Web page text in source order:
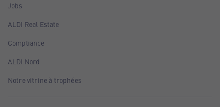
Jobs
ALDI Real Estate
Compliance
ALDI Nord
Notre vitrine à trophées